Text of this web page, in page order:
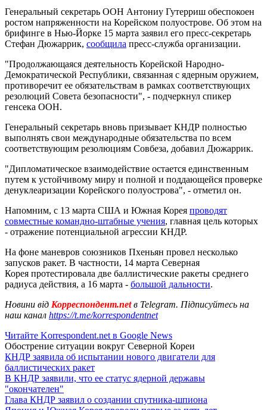
Генеральный секретарь ООН Антониу Гутерриш обеспокоен
ростом напряженности на Корейском полуострове. Об этом на
брифинге в Нью-Йорке 15 марта заявил его пресс-секретарь
Стефан Дюжаррик, сообщила пресс-служба организации.
"Продолжающаяся деятельность Корейской Народно-
Демократической Республики, связанная с ядерным оружием,
противоречит ее обязательствам в рамках соответствующих
резолюций Совета безопасности", - подчеркнул спикер
генсека ООН.
Генеральный секретарь вновь призывает КНДР полностью
выполнять свои международные обязательства по всем
соответствующим резолюциям Совбеза, добавил Дюжаррик.
"Дипломатическое взаимодействие остается единственным
путем к устойчивому миру и полной и поддающейся проверке
денуклеаризации Корейского полуострова", - отметил он.
Напомним, с 13 марта США и Южная Корея проводят
совместные командно-штабные учения, главная цель которых
- отражение потенциальной агрессии КНДР.
На фоне маневров союзников Пхеньян провел несколько
запусков ракет. В частности, 14 марта Северная
Корея протестировала две баллистические ракеты среднего
радиуса действия, а 16 марта - большой дальности.
Новини від Корреспондент.netв Telegram. Підписуйтесь на
наш канал https://t.me/korrespondentnet
Читайте Korrespondent.net в Google News
Обострение ситуации вокруг Северной Кореи
КНДР заявила об испытании нового двигатели для
баллистических ракет
В КНДР заявили, что ее статус ядерной державы
"окончателен"
Глава КНДР заявил о создании спутника-шпиона